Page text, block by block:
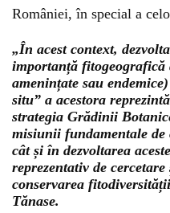
României, în special a
„În acest context,
importanță fitogeografică
amenințate sau
situ” a acestora
strategia Grădinii
misiunii fundamentale
cât și în dezvoltarea
reprezentativ de
conservarea
Tănase.